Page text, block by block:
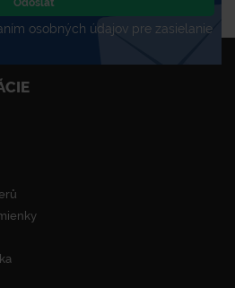
Odoslať
osobných údajov pre zasielanie